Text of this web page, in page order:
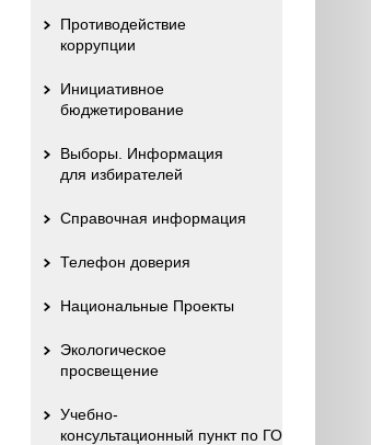
Противодействие
коррупции
Инициативное
бюджетирование
Выборы. Информация
для избирателей
Справочная информация
Телефон доверия
Национальные Проекты
Экологическое
просвещение
Учебно-
консультационный пункт по ГО